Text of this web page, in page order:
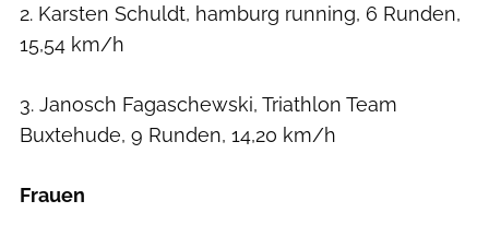
2. Karsten Schuldt, hamburg running, 6 Runden,
15,54 km/h
3. Janosch Fagaschewski, Triathlon Team
Buxtehude, 9 Runden, 14,20 km/h
Frauen